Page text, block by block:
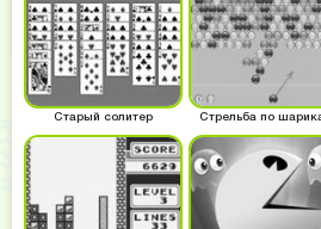
Старый солитер Стрельба по